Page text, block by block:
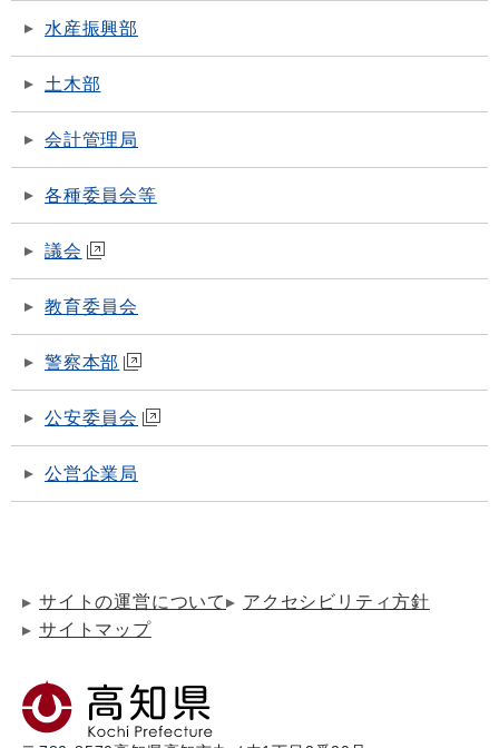
水産振興部
土木部
会計管理局
各種委員会等
議会
教育委員会
警察本部
公安委員会
公営企業局
サイトの運営について
アクセシビリティ方針
サイトマップ